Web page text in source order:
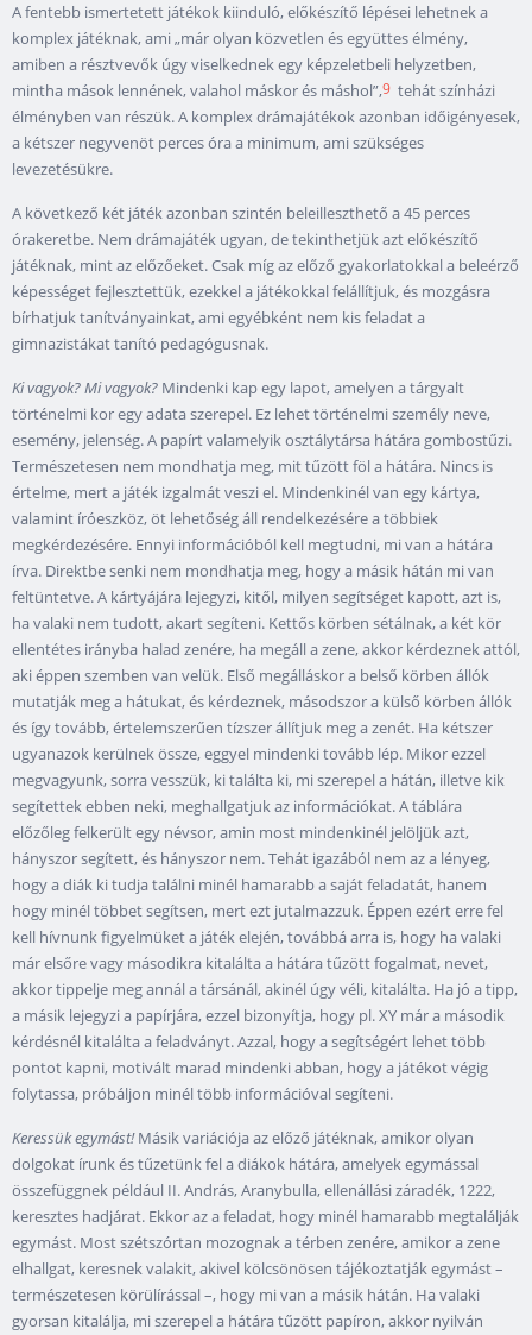
A fentebb ismertetett játékok kiinduló, előkészítő lépései lehetnek a
komplex játéknak, ami „már olyan közvetlen és együttes élmény,
amiben a résztvevők úgy viselkednek egy képzeletbeli helyzetben,
mintha mások lennének, valahol máskor és máshol”,9 tehát színházi
élményben van részük. A komplex drámajátékok azonban időigényesek,
a kétszer negyvenöt perces óra a minimum, ami szükséges
levezetésükre.
A következő két játék azonban szintén beleilleszthető a 45 perces
órakeretbe. Nem drámajáték ugyan, de tekinthetjük azt előkészítő
játéknak, mint az előzőeket. Csak míg az előző gyakorlatokkal a beleérző
képességet fejlesztettük, ezekkel a játékokkal felállítjuk, és mozgásra
bírhatjuk tanítványainkat, ami egyébként nem kis feladat a
gimnazistákat tanító pedagógusnak.
Ki vagyok? Mi vagyok? Mindenki kap egy lapot, amelyen a tárgyalt
történelmi kor egy adata szerepel. Ez lehet történelmi személy neve,
esemény, jelenség. A papírt valamelyik osztálytársa hátára gombostűzi.
Természetesen nem mondhatja meg, mit tűzött föl a hátára. Nincs is
értelme, mert a játék izgalmát veszi el. Mindenkinél van egy kártya,
valamint íróeszköz, öt lehetőség áll rendelkezésére a többiek
megkérdezésére. Ennyi információból kell megtudni, mi van a hátára
írva. Direktbe senki nem mondhatja meg, hogy a másik hátán mi van
feltüntetve. A kártyájára lejegyzi, kitől, milyen segítséget kapott, azt is,
ha valaki nem tudott, akart segíteni. Kettős körben sétálnak, a két kör
ellentétes irányba halad zenére, ha megáll a zene, akkor kérdeznek attól,
aki éppen szemben van velük. Első megálláskor a belső körben állók
mutatják meg a hátukat, és kérdeznek, másodszor a külső körben állók
és így tovább, értelemszerűen tízszer állítjuk meg a zenét. Ha kétszer
ugyanazok kerülnek össze, eggyel mindenki tovább lép. Mikor ezzel
megvagyunk, sorra vesszük, ki találta ki, mi szerepel a hátán, illetve kik
segítettek ebben neki, meghallgatjuk az információkat. A táblára
előzőleg felkerült egy névsor, amin most mindenkinél jelöljük azt,
hányszor segített, és hányszor nem. Tehát igazából nem az a lényeg,
hogy a diák ki tudja találni minél hamarabb a saját feladatát, hanem
hogy minél többet segítsen, mert ezt jutalmazzuk. Éppen ezért erre fel
kell hívnunk figyelmüket a játék elején, továbbá arra is, hogy ha valaki
már elsőre vagy másodikra kitalálta a hátára tűzött fogalmat, nevet,
akkor tippelje meg annál a társánál, akinél úgy véli, kitalálta. Ha jó a tipp,
a másik lejegyzi a papírjára, ezzel bizonyítja, hogy pl. XY már a második
kérdésnél kitalálta a feladványt. Azzal, hogy a segítségért lehet több
pontot kapni, motivált marad mindenki abban, hogy a játékot végig
folytassa, próbáljon minél több információval segíteni.
Keressük egymást!Másik variációja az előző játéknak, amikor olyan
dolgokat írunk és tűzetünk fel a diákok hátára, amelyek egymással
összefüggnek például II. András, Aranybulla, ellenállási záradék, 1222,
keresztes hadjárat. Ekkor az a feladat, hogy minél hamarabb megtalálják
egymást. Most szétszórtan mozognak a térben zenére, amikor a zene
elhallgat, keresnek valakit, akivel kölcsönösen tájékoztatják egymást –
természetesen körülírással –, hogy mi van a másik hátán. Ha valaki
gyorsan kitalálja, mi szerepel a hátára tűzött papíron, akkor nyilván